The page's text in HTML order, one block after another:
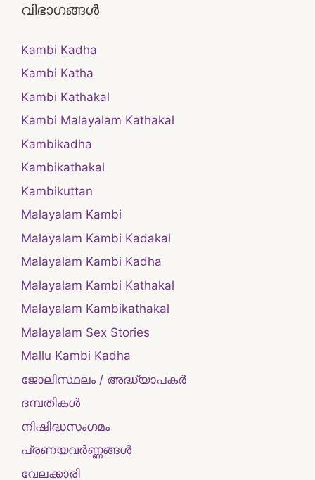
വിഭാഗങ്ങൾ
Kambi Kadha
Kambi Katha
Kambi Kathakal
Kambi Malayalam Kathakal
Kambikadha
Kambikathakal
Kambikuttan
Malayalam Kambi
Malayalam Kambi Kadakal
Malayalam Kambi Kadha
Malayalam Kambi Kathakal
Malayalam Kambikathakal
Malayalam Sex Stories
Mallu Kambi Kadha
ജോലിസ്ഥലം / അദ്ധ്യാപകർ
ദമ്പതികള്‍
നിഷിദ്ധസംഗമം
പ്രണയവർണ്ണങ്ങൾ
വേലക്കാരി